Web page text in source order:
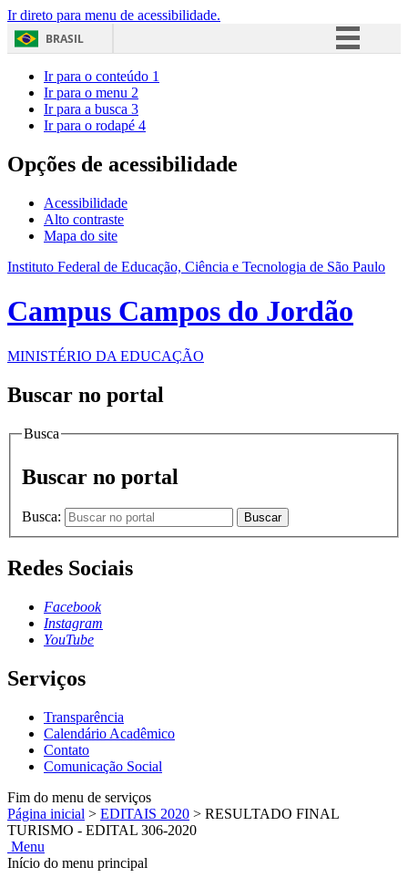
Ir direto para menu de acessibilidade.
BRASIL
Acesso à informação
Ir para o conteúdo 1
Ir para o menu 2
Ir para a busca 3
Ir para o rodapé 4
Opções de acessibilidade
Acessibilidade
Alto contraste
Mapa do site
Instituto Federal de Educação, Ciência e Tecnologia de São Paulo
Campus Campos do Jordão
MINISTÉRIO DA EDUCAÇÃO
Buscar no portal
Busca
Buscar no portal
Busca: Buscar
Redes Sociais
Facebook
Instagram
YouTube
Serviços
Transparência
Calendário Acadêmico
Contato
Comunicação Social
Fim do menu de serviços
Página inicial > EDITAIS 2020 > RESULTADO FINAL
TURISMO - EDITAL 306-2020
Menu
Início do menu principal